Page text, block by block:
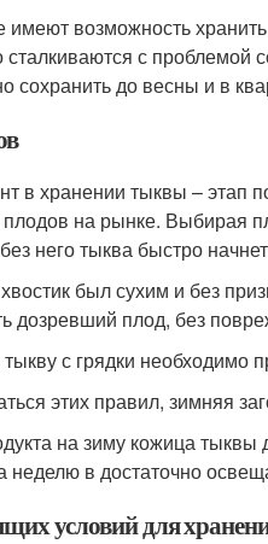
имеют возможность
сталкиваются с
сохранить до весны и в
в хранении тыквы – этап
на рынке. Выбирая
него тыква быстро
был сухим и без
плод, без
с грядки необходимо
этих правил, зимняя
на зиму кожица
неделю в достаточно
условий для